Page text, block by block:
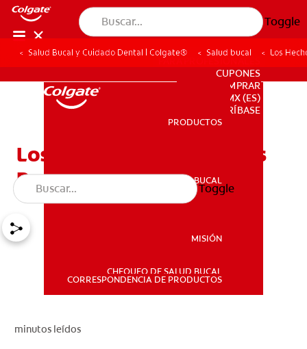
Toggle
PRODUCTOS
SALUD BUCAL
PARA PROFESIONALES
CUPONES
DONDE COMPRAR
MX (ES)
SUSCRÍBASE
PRODUCTOS
SALUD BUCAL
MISIÓN
CHEQUEO DE SALUD BUCAL
CORRESPONDENCIA DE PRODUCTOS
Toggle
Salud Bucal y Cuidado Dental | Colgate® Salud bucal Los
Los Hechos Acerca De Los
Protectores Bucales
minutos leídos